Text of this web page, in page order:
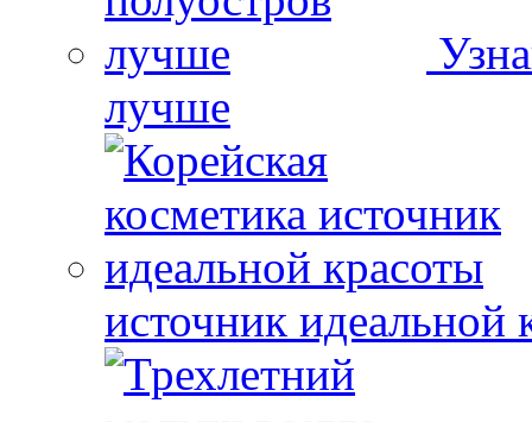
лучше
источник идеальной